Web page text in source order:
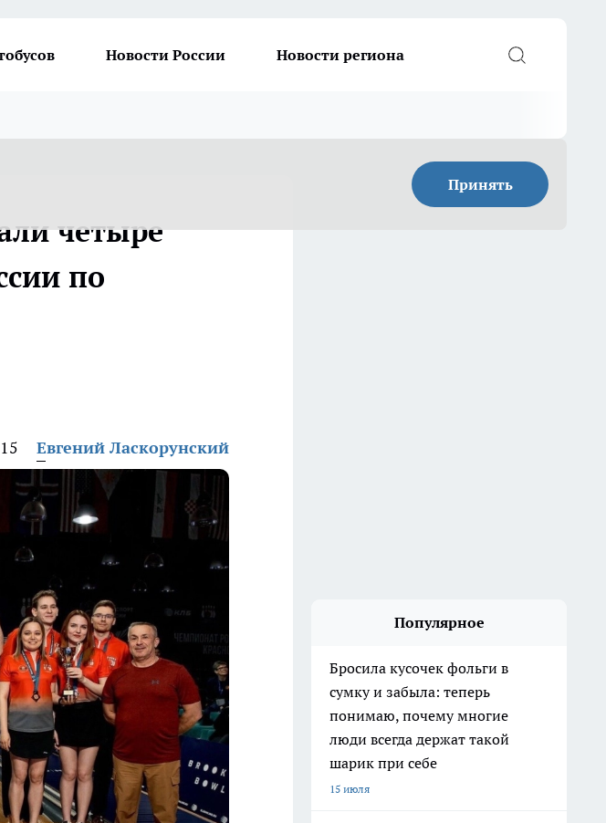
Новости России Новости региона
Принять
четыре
по
Евгений Ласкорунский
Популярное
Бросила кусочек фольги в
сумку и забыла: теперь
понимаю, почему многие
люди всегда держат такой
шарик при себе
15 июля